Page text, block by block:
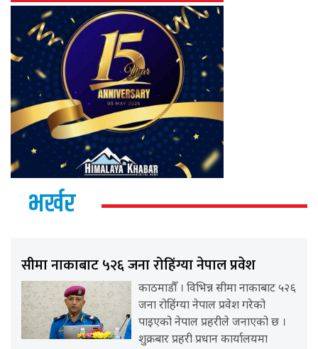
भर्खर
सीमा नाकाबाट ५२६ जना रोहिंग्या नेपाल प्रवेश
काठमाडौँ । विभिन्न सीमा नाकाबाट ५२६
जना रोहिंग्या नेपाल प्रवेश गरेको
पाइएको नेपाल प्रहरीले जनाएको छ ।
शुक्रबार प्रहरी प्रधान कार्यालयमा